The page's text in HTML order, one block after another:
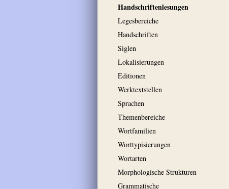
Handschriftenlesungen
Legesbereiche
Handschriften
Siglen
Lokalisierungen
Editionen
Werktextstellen
Sprachen
Themenbereiche
Wortfamilien
Worttypisierungen
Wortarten
Morphologische Strukturen
Grammatische